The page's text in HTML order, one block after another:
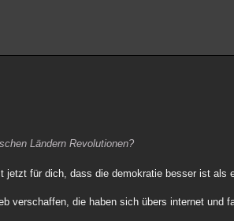
Ländern Revolutionen?
jetzt für dich, dass die demokratie besser ist als
verschaffen, die haben sich übers internet und